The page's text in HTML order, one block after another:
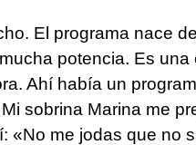
El programa nace
potencia. Es
Ahí había un
sobrina Marina me
«No me jodas que no